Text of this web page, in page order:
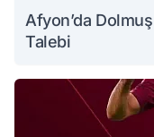
Afyon’da
Talebi